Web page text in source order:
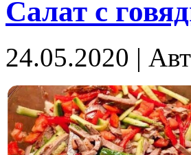
Салат с
24.05.2020 |